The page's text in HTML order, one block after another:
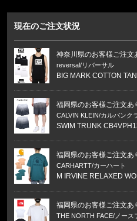
現在のご注文状況
神奈川県のお客様ご注文
reversal/リバーサル
BIG MARK COTTON
福岡県のお客様ご注文あ
CALVIN KLEIN/カルバンク
SWIM TRUNK
福岡県のお客様ご注文あ
CARHARTT/カーハート
M IRVINE RELAXED
福岡県のお客様ご注文あ
THE NORTH FACE/ノース